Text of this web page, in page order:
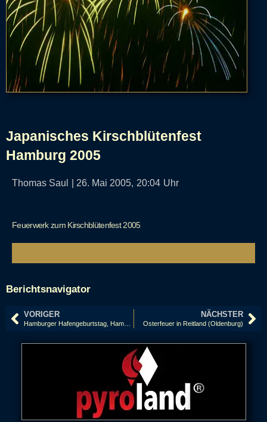
Japanisches Kirschblütenfest
Hamburg 2005
Thomas Saul 26. Mai 2005, 20:04 Uhr
Feuerwerk zum Kirschblütenfest 2005
Berichtsnavigator
VORIGER NÄCHSTER
Osterfeuer in Reitland (Oldenburg)